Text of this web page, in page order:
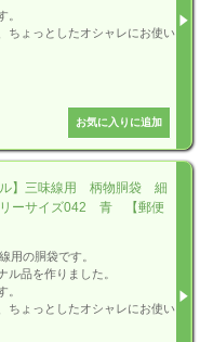
。
ちょっとしたオシャレにお使い
ル】三味線用 柄物胴袋 細
ーサイズ042 青 【郵便
用の胴袋です。
品を作りました。
。
ちょっとしたオシャレにお使い